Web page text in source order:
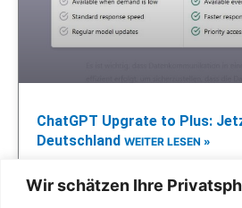
Wir schätzen Ihre
ChatGPT Upgrate to Plus:
Deutschland WEITER LESEN »
Siegfried Hesker